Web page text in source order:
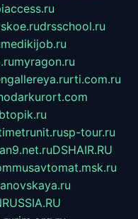
drsschool.ru
medikijob.ru
myragon.ru
rti.com.ru
sp-tour.ru
DSHAIR.RU
musavtomat.msk.ru